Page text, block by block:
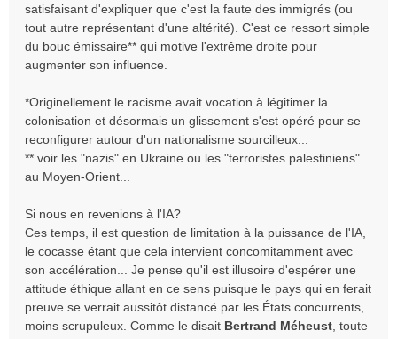
n
l
u
satisfaisant d'expliquer que c'est la faute des immigrés (ou
tout autre représentant d'une altérité). C'est ce ressort simple
du bouc émissaire** qui motive l'extrême droite pour
augmenter son influence.
*Originellement le racisme avait vocation à légitimer la
colonisation et désormais un glissement s'est opéré pour se
reconfigurer autour d'un nationalisme sourcilleux...
** voir les "nazis" en Ukraine ou les "terroristes palestiniens"
au Moyen-Orient...
Si nous en revenions à l'IA?
Ces temps, il est question de limitation à la puissance de l'IA,
le cocasse étant que cela intervient concomitamment avec
son accélération... Je pense qu'il est illusoire d'espérer une
attitude éthique allant en ce sens puisque le pays qui en ferait
preuve se verrait aussitôt distancé par les États concurrents,
moins scrupuleux. Comme le disait Bertrand Méheust , toute